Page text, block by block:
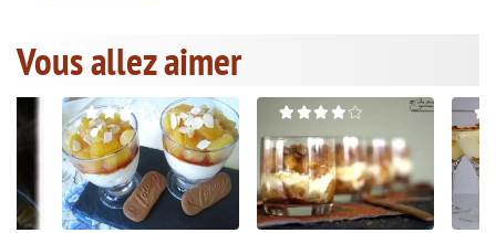
Vous allez aimer